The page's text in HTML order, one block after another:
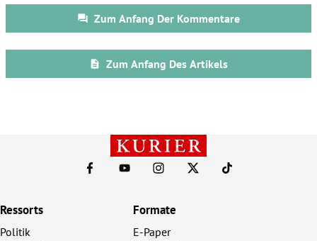
Ressorts
Politik
Formate
E-Paper